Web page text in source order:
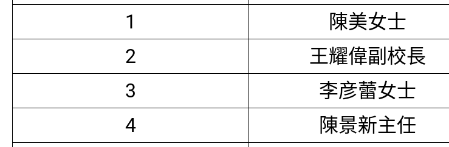
1
陳美女士
2
王耀偉副校長
3
李彦蕾女士
4
陳景新主任